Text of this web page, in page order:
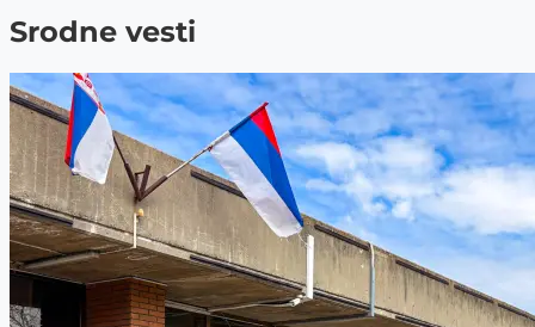
Srodne vesti